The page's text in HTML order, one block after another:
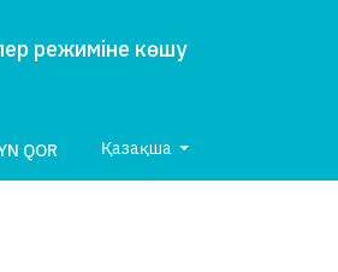
режиміне көшу
QOR Қазақша